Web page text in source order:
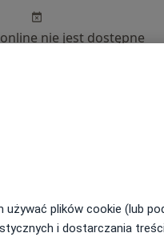
nie jest dostępne
plików cookie (lub
i dostarczania